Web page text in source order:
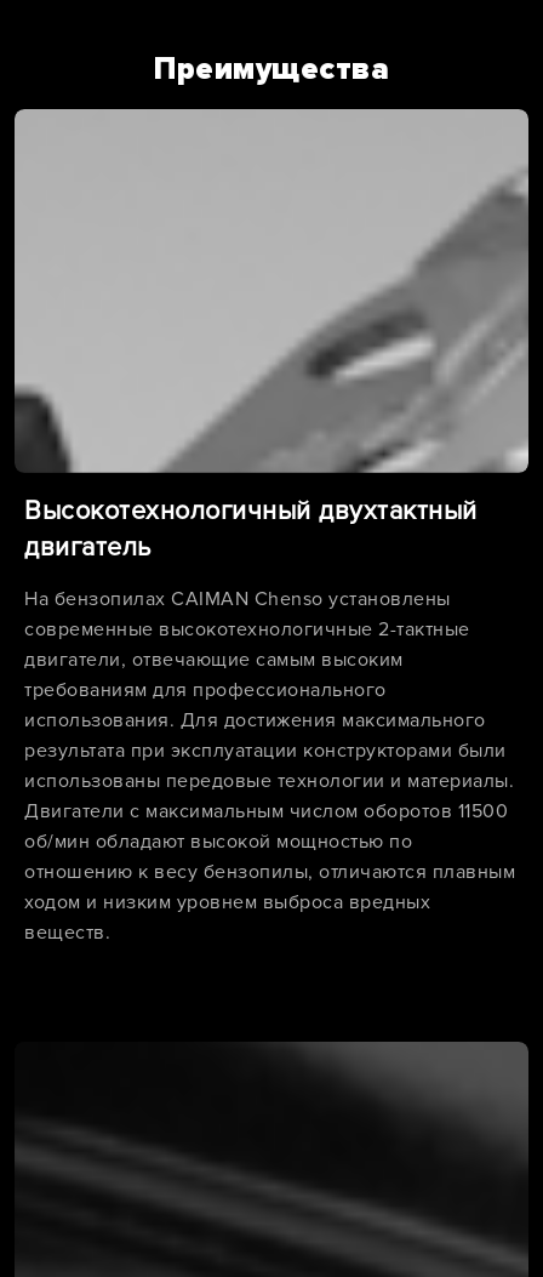
Преимущества
Высокотехнологичный двухтактный
двигатель
На бензопилах CAIMAN Chenso установлены
современные высокотехнологичные 2-тактные
двигатели, отвечающие самым высоким
требованиям для профессионального
использования. Для достижения максимального
результата при эксплуатации конструкторами были
использованы передовые технологии и материалы.
Двигатели с максимальным числом оборотов 11500
об/мин обладают высокой мощностью по
отношению к весу бензопилы, отличаются плавным
ходом и низким уровнем выброса вредных
веществ.